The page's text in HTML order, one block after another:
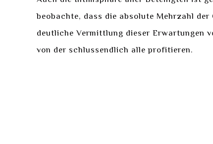
beobachte, dass die absolute Mehrzahl
deutliche Vermittlung dieser Erwartungen
von der schlussendlich alle profitieren.